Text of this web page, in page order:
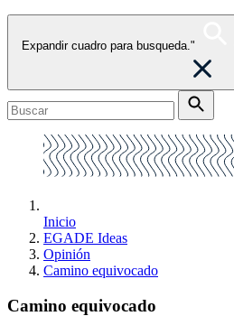
Expandir cuadro para busqueda."
Inicio
EGADE Ideas
Opinión
Camino equivocado
Camino equivocado